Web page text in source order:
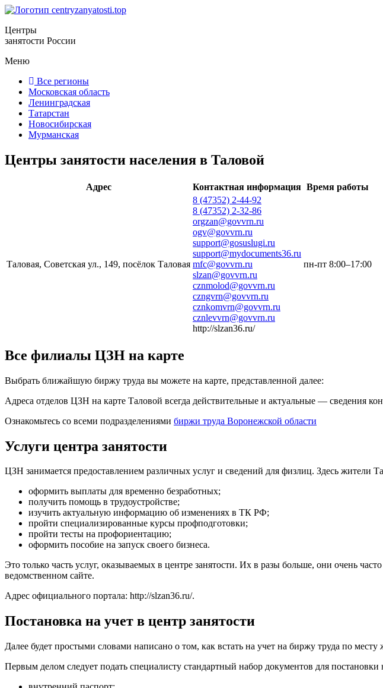
Центры
занятости России
Меню
Все регионы
Московская область
Ленинградская
Татарстан
Новосибирская
Мурманская
Центры занятости населения в Таловой
Адрес Контактная информация Время работы
Таловая, Советская ул., 149, посёлок Таловая
8 (47352) 2-44-92
8 (47352) 2-32-86
orgzan@govvrn.ru
ogv@govvrn.ru
support@gosuslugi.ru
support@mydocuments36.ru
mfc@govvrn.ru
slzan@govvrn.ru
cznmolod@govvrn.ru
czngvrn@govvrn.ru
cznkomvrn@govvrn.ru
cznlevvrn@govvrn.ru
http://slzan36.ru/
пн-пт 8:00–17:00
Все филиалы ЦЗН на карте
Выбрать ближайшую биржу труда вы можете на карте, представленной далее:
Адреса отделов ЦЗН на карте Таловой всегда действительные и актуальные — сведения
Ознакомьтесь со всеми подразделениями биржи труда Воронежской области
Услуги центра занятости
ЦЗН занимается предоставлением различных услуг и сведений для физлиц. Здесь жители
оформить выплаты для временно безработных;
получить помощь в трудоустройстве;
изучить актуальную информацию об изменениях в ТК РФ;
пройти специализированные курсы профподготовки;
пройти тесты на профориентацию;
оформить пособие на запуск своего бизнеса.
Это только часть услуг, оказываемых в центре занятости. Их в разы больше, они очень
ведомственном сайте.
Адрес официального портала: http://slzan36.ru/.
Постановка на учет в центр занятости
Далее будет простыми словами написано о том, как встать на учет на биржу труда по
Первым делом следует подать специалисту стандартный набор документов для